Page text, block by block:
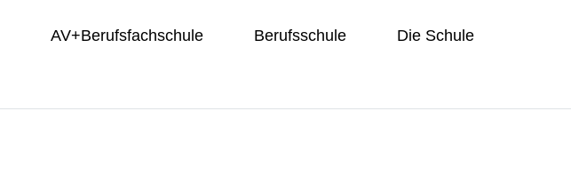
AV+Berufsfachschule Berufsschule Die Schule